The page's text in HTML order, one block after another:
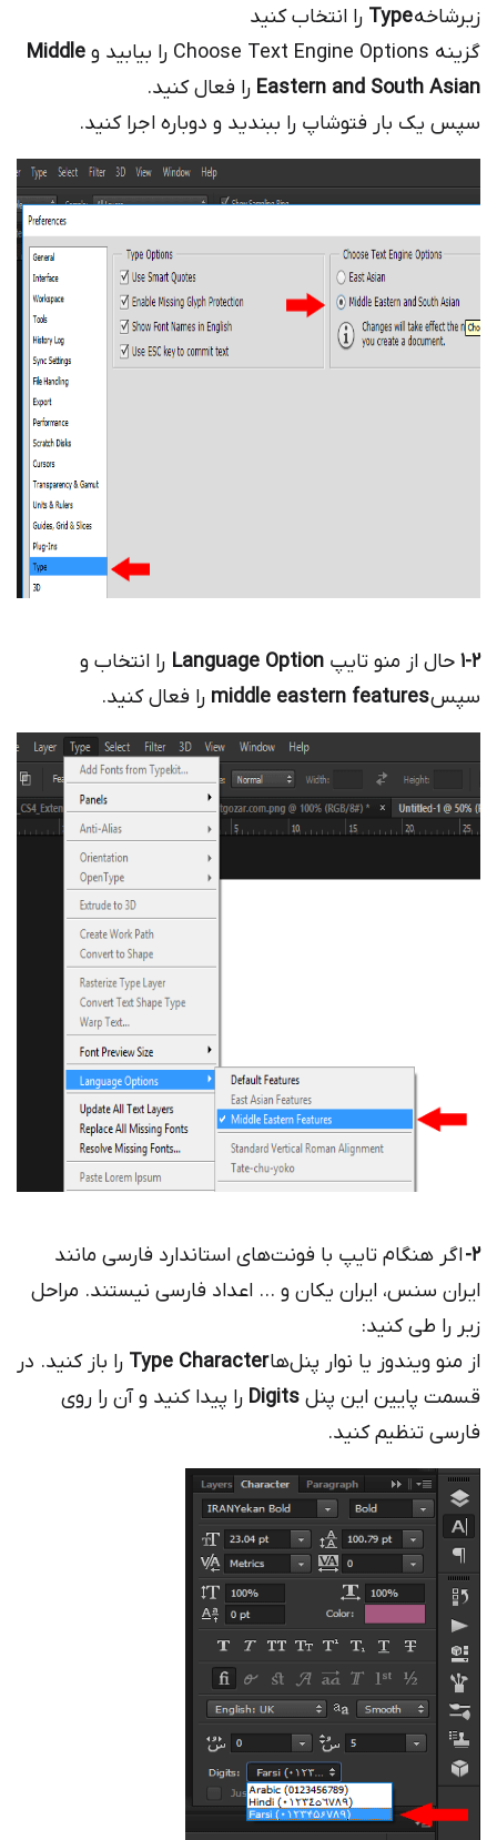
زیرشاخهType را انتخاب کنید
گزینه Choose Text Engine Options را بیابید و
Middle
Eastern and South Asian را فعال کنید.
سپس یک بار فتوشاپ را ببندید و دوباره اجرا کنید.
1-2 حال از منو تایپ Language Option را انتخاب و
سپسmiddle eastern features را فعال کنید.
2- اگر هنگام تایپ با فونت‌های استاندارد فارسی مانند
ایران سنس، ایران یکان و … اعداد فارسی نیستند. مراحل
زیر را طی کنید:
از منو ویندوز یا نوار پنل‌هاType Character را باز کنید. در
قسمت پایین این پنل Digits را پیدا کنید و آن را روی
فارسی تنظیم کنید.